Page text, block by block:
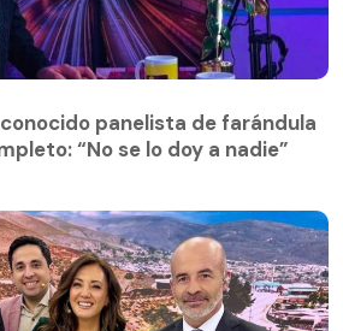
panelista de farándula
“No se lo doy a nadie”